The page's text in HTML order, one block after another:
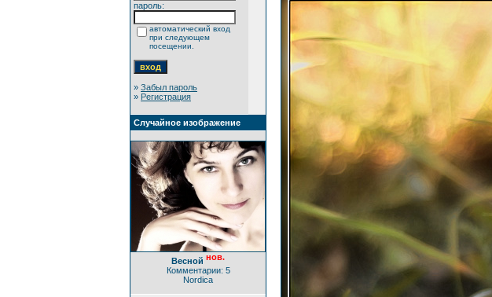
пароль:
автоматический вход
при следующем
посещении.
» Забыл пароль
» Регистрация
Случайное изображение
Весной нов.
Комментарии: 5
Nordica